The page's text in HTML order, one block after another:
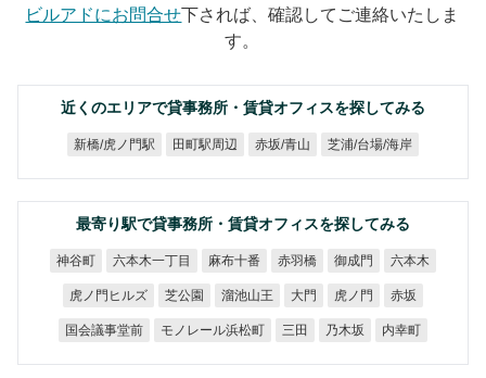
ビルアドにお問合せ下されば、確認してご連絡いたしま
す。
近くのエリアで貸事務所・賃貸オフィスを探してみる
新橋/虎ノ門駅 田町駅周辺 赤坂/青山 芝浦/台場/海岸
最寄り駅で貸事務所・賃貸オフィスを探してみる
神谷町 六本木一丁目 麻布十番 赤羽橋 御成門 六本木
虎ノ門ヒルズ 芝公園 溜池山王 大門 虎ノ門 赤坂
国会議事堂前 モノレール浜松町 三田 乃木坂 内幸町